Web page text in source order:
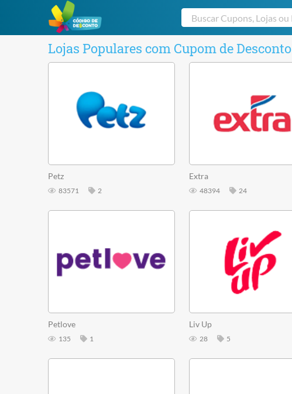
Lojas Populares com Cupom de Desconto
Petz
83571 2
Extra
48394 24
Petlove
135 1
Liv Up
28 5